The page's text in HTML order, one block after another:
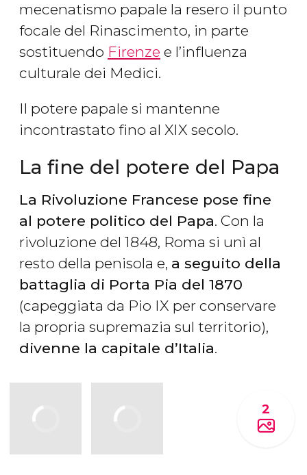
mecenatismo papale la resero il punto
focale del Rinascimento, in parte
sostituendo Firenze e l’influenza
culturale dei Medici.
Il potere papale si mantenne
incontrastato fino al XIX secolo.
La fine del potere del Papa
La Rivoluzione Francese pose fine
al potere politico del Papa. Con la
rivoluzione del 1848, Roma si unì al
resto della penisola e, a seguito della
battaglia di Porta Pia del 1870
(capeggiata da Pio IX per conservare
la propria supremazia sul territorio),
divenne la capitale d’Italia.
2